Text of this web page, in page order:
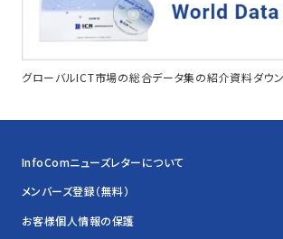
グローバルICT市場の総合データ集の紹介資料ダウ
InfoComニューズレターについて
メンバーズ登録（無料）
お客様個人情報の保護